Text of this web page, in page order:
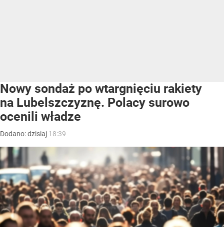
Nowy sondaż po wtargnięciu rakiety
na Lubelszczyznę. Polacy surowo
ocenili władze
Dodano:dzisiaj 18:39